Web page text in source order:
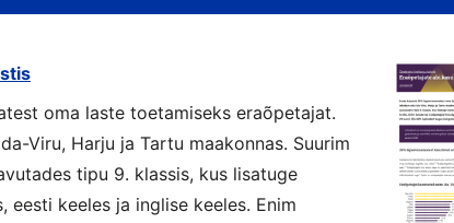
oma laste toetamiseks eraõpetajat.
Viru, Harju ja Tartu maakonnas. Suurim
tipu 9. klassis, kus lisatuge
keeles ja inglise keeles. Enim